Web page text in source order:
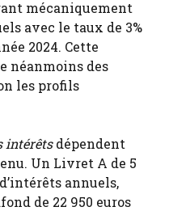
mécaniquement
avec le taux de 3%
2024. Cette
néanmoins des
les profils
intérêtsdépendent
Un Livret A de 5
annuels,
de 22 950 euros